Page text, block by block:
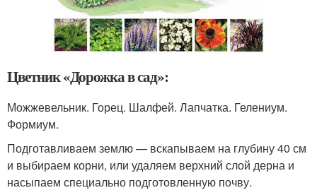
Цветник «Дорожка в сад»:
Можжевельник. Горец. Шалфей. Лапчатка. Гелениум.
Формиум.
Подготавливаем землю — вскапываем на глубину 40 см
и выбираем корни, или удаляем верхний слой дерна и
насыпаем специально подготовленную почву.